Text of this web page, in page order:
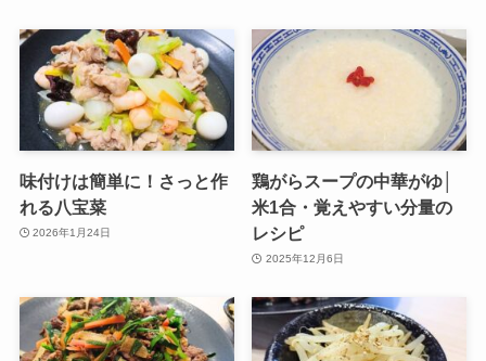
味付けは簡単に！さっと作
れる八宝菜
2026年1月24日
鶏がらスープの中華がゆ│
米1合・覚えやすい分量の
レシピ
2025年12月6日